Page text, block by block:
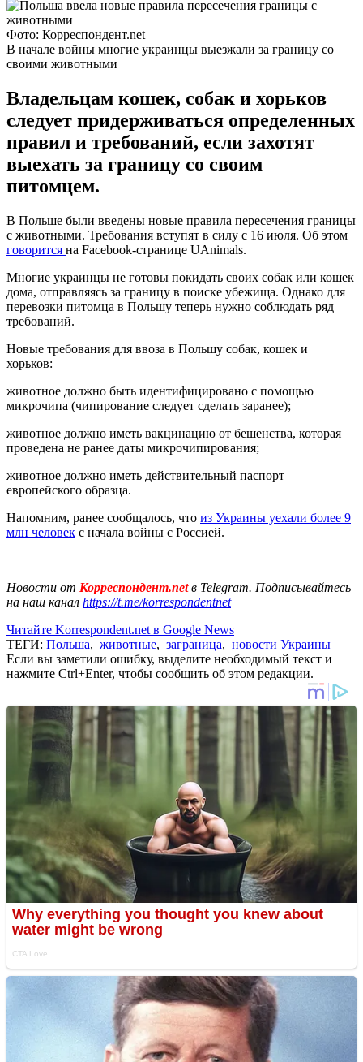
Фото: Корреспондент.net
В начале войны многие украинцы выезжали за границу со
своими животными
Владельцам кошек, собак и хорьков
следует придерживаться определенных
правил и требований, если захотят
выехать за границу со своим
питомцем.
В Польше были введены новые правила пересечения границы
с животными. Требования вступят в силу с 16 июля. Об этом
говорится на Facebook-странице UAnimals.
Многие украинцы не готовы покидать своих собак или кошек
дома, отправляясь за границу в поиске убежища. Однако для
перевозки питомца в Польшу теперь нужно соблюдать ряд
требований.
Новые требования для ввоза в Польшу собак, кошек и
хорьков:
животное должно быть идентифицировано с помощью
микрочипа (чипирование следует сделать заранее);
животное должно иметь вакцинацию от бешенства, которая
проведена не ранее даты микрочипирования;
животное должно иметь действительный паспорт
европейского образца.
Напомним, ранее сообщалось, что из Украины уехали более 9
млн человек с начала войны с Россией.
Новости от Корреспондент.netв Telegram. Подписывайтесь
на наш канал https://t.me/korrespondentnet
Читайте Korrespondent.net в Google News
ТЕГИ: Польша, животные, заграница, новости Украины
Если вы заметили ошибку, выделите необходимый текст и
нажмите Ctrl+Enter, чтобы сообщить об этом редакции.